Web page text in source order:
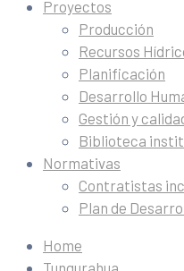
Proyectos
Producción
Recursos
Planificación
Desarrollo
Gestión y
Biblioteca
Normativas
Contratistas
Plan de
Home
Tungurahua